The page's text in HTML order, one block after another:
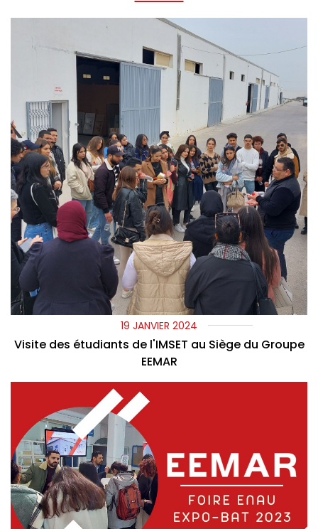
19 JANVIER 2024
Visite des étudiants de l'IMSET au Siège du Groupe
EEMAR